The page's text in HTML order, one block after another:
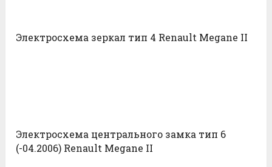
Электросхема зеркал тип 4 Renault Megane II
Электросхема центрального замка тип 6
(-04.2006) Renault Megane II